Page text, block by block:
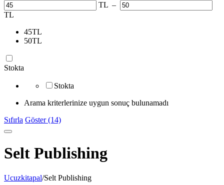
TL –
TL
45TL
50TL
Stokta
Stokta
Arama kriterlerinize uygun sonuç bulunamadı
Sıfırla Göster (14)
Selt Publishing
Ucuzkitapal/Selt Publishing